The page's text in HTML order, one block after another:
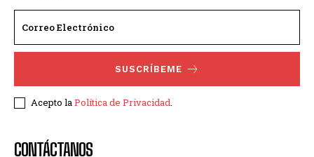
SUSCRÍBEME
Acepto laPolítica de Privacidad.
CONTÁCTANOS